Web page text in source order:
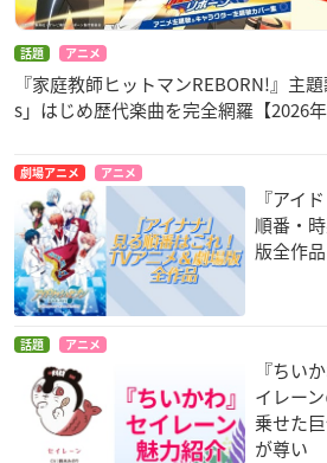
話題 アニメ
『家庭教師ヒットマンREBORN!』主
s」はじめ歴代楽曲を完全網羅【2026年
劇場アニメ アニメ
『アイ
順番・
版全作
話題 アニメ
『ちい
イレー
乗せた
が尊い